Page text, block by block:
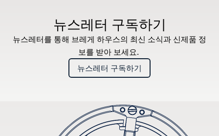
뉴스레터 구독하기
뉴스레터를 통해 브레게 하우스의 최신 소식과 신제품 정
보를 받아 보세요.
뉴스레터 구독하기